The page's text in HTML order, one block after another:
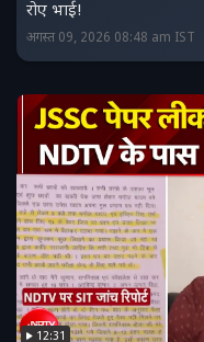
रोए भाई!
अगस्त 09, 2026 08:48 am IST
12:31